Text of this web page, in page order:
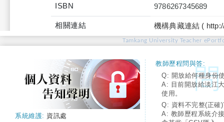
ISBN 9786267345689
相關連結 機構典藏連結 (
Tamkang University Teacher
系統維護: 資訊處
教師歷程問與答:
Q: 開放給何種身份
A: 目前開放給淡江
使用。
Q: 資料不完整(正確
A: 教師歷程系統介